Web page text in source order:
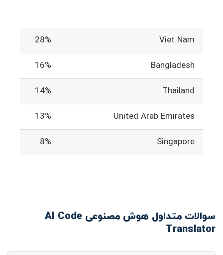
Viet Nam
28%
Bangladesh
16%
Thailand
14%
United Arab Emirates
13%
Singapore
8%
سوالات متداول هوش مصنوعی AI Code
Translator